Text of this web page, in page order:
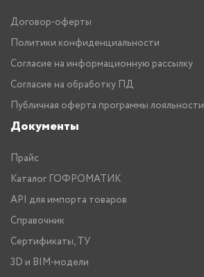
Договор-оферты
Политики конфиденциальности
Согласие на информационную рассылку
Согласие на обработку ПД
Публичная оферта программы лояльности
Документы
Прайс
Каталог ГОФРОМАТИК
API для импорта товаров
Справочник
Сертификаты, ТУ
3D и BIM-модели